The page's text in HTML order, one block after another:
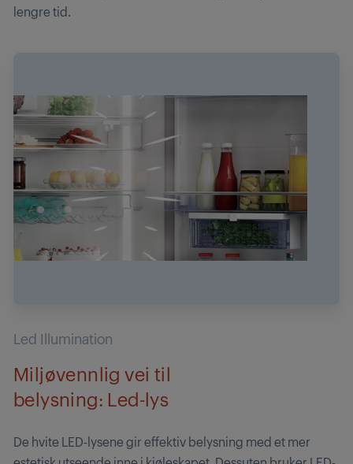
lengre tid.
Led Illumination
Miljøvennlig vei til
belysning: Led-lys
De hvite LED-lysene gir effektiv belysning med et mer